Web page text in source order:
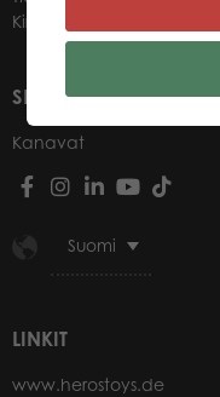
Kirjaudu verkkokauppaan
SEURAA MEITÄ
Kanavat
Suomi
LINKIT
www.herostoys.de